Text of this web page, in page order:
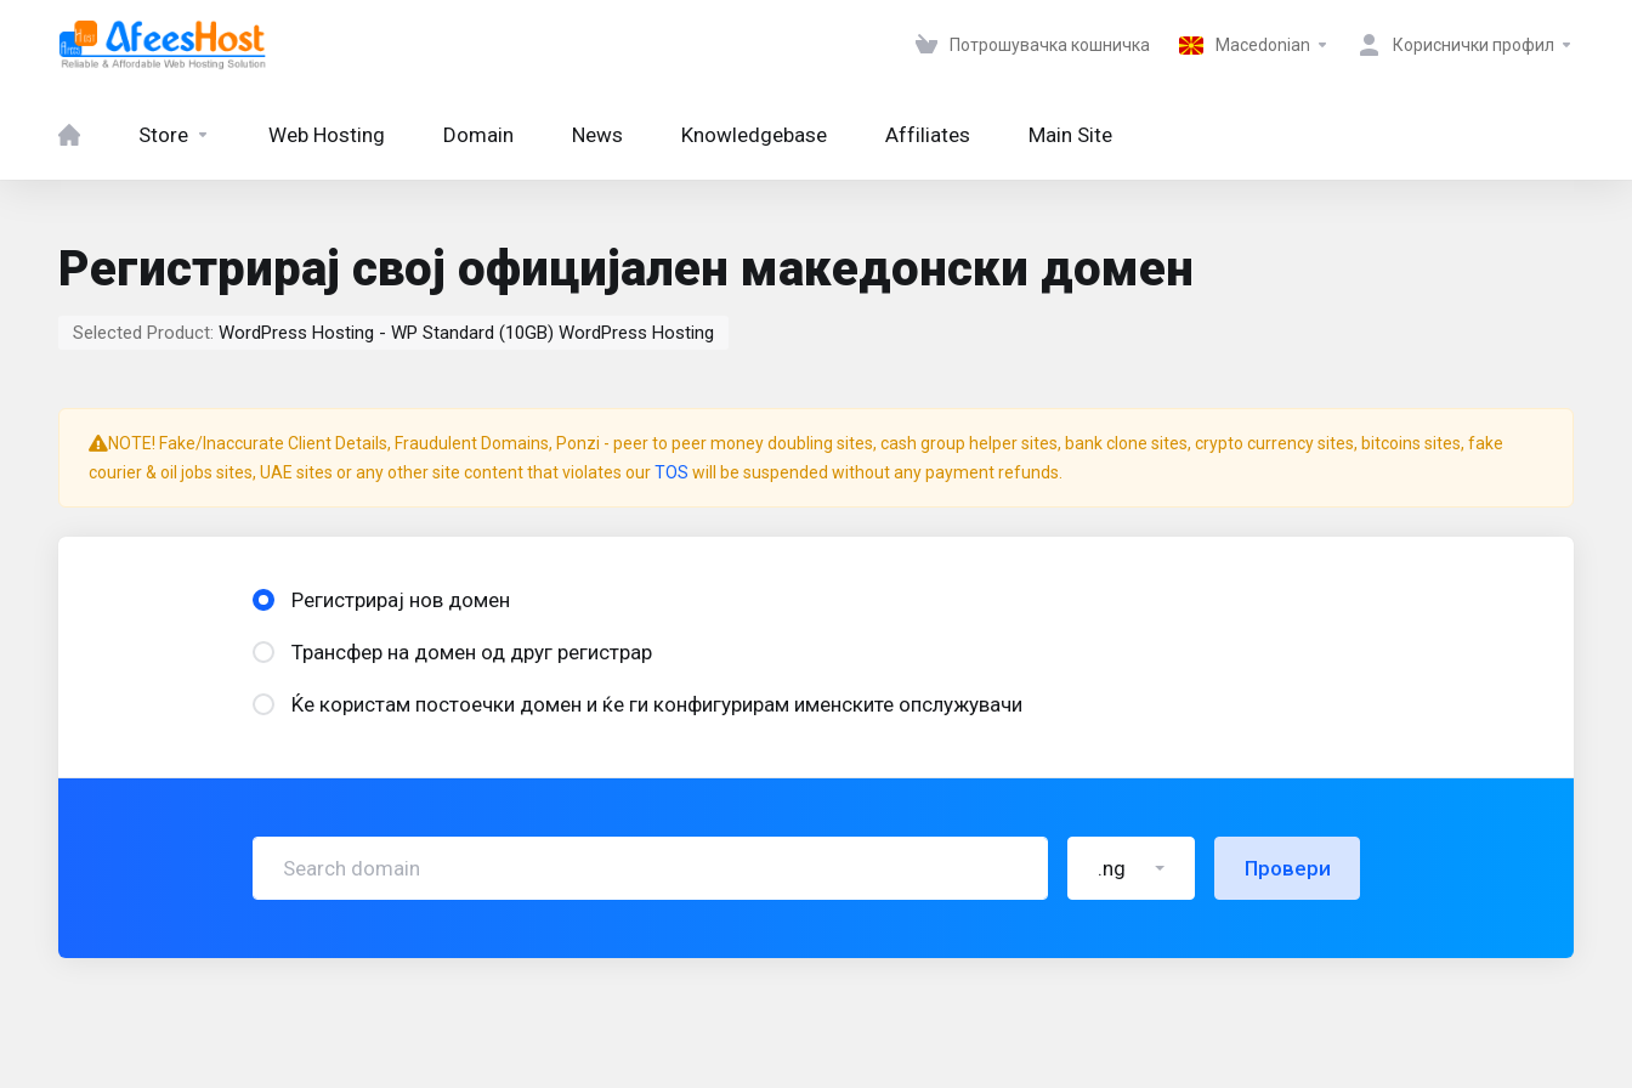
Потрошувачка кошничка Macedonian Кориснички профил
Store Web Hosting Domain News Knowledgebase Affiliates Main Site
Регистрирај свој официјален македонски домен
Selected Product: WordPress Hosting - WP Standard (10GB) WordPress Hosting
NOTE! Fake/Inaccurate Client Details, Fraudulent Domains, Ponzi - peer to peer money doubling sites, cash group helper sites, bank clone sites, crypto currency sites, bitcoins sites, fake
courier & oil jobs sites, UAE sites or any other site content that violates ourTOS will be suspended without any payment refunds.
Регистрирај нов домен
Трансфер на домен од друг регистрар
Ќе користам постоечки домен и ќе ги конфигурирам именските опслужувачи
.ng Провери